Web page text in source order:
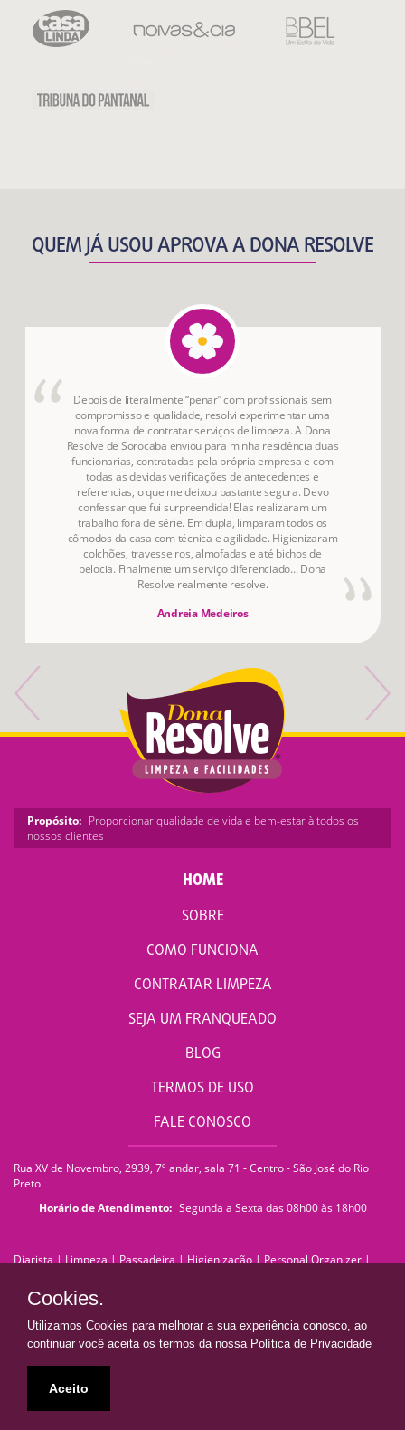
QUEM JÁ USOU APROVA A DONA RESOLVE
Depois de literalmente “penar” com profissionais sem
compromisso e qualidade, resolvi experimentar uma
nova forma de contratar serviços de limpeza. A Dona
Resolve de Sorocaba enviou para minha residência duas
funcionarias, contratadas pela própria empresa e com
todas as devidas verificações de antecedentes e
referencias, o que me deixou bastante segura. Devo
confessar que fui surpreendida! Elas realizaram um
trabalho fora de série. Em dupla, limparam todos os
cômodos da casa com técnica e agilidade. Higienizaram
colchões, travesseiros, almofadas e até bichos de
pelocia. Finalmente um serviço diferenciado... Dona
Resolve realmente resolve.
Andreia Medeiros
Propósito: Proporcionar qualidade de vida e bem-estar à todos os
nossos clientes
HOME
SOBRE
COMO FUNCIONA
CONTRATAR LIMPEZA
SEJA UM FRANQUEADO
BLOG
TERMOS DE USO
FALE CONOSCO
Rua XV de Novembro, 2939, 7º andar, sala 71 - Centro - São José do Rio
Preto
Horário de Atendimento: Segunda a Sexta das 08h00 às 18h00
Diarista|Limpeza|Passadeira|Higienização|Personal Organizer|
Serviços de Limpeza
Limpeza de Pedra
Estofados|Impermeabilização de Sofá |Impermeabilização de Estofados
Franquia de Limpeza| franquiadn@donaresolve.com
Cookies.
Utilizamos Cookies para melhorar a sua experiência conosco, ao
continuar você aceita os termos da nossa Política de Privacidade
Aceito